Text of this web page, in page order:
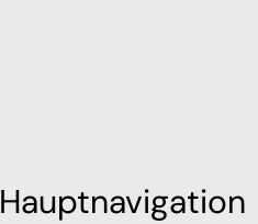
Hauptnavigation